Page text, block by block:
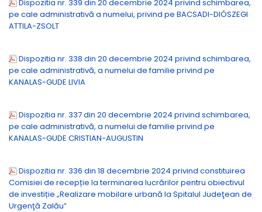
Dispozitia nr. 339 din 20 decembrie 2024 privind schimbarea,
pe cale administrativă a numelui, privind pe BACSADI-DIÓSZEGI
ATTILA-ZSOLT
Dispozitia nr. 338 din 20 decembrie 2024 privind schimbarea,
pe cale administrativă, a numelui de familie privind pe
KANALAS-GUDE LIVIA
Dispozitia nr. 337 din 20 decembrie 2024 privind schimbarea,
pe cale administrativă, a numelui de familie privind pe
KANALAS-GUDE CRISTIAN-AUGUSTIN
Dispozitia nr. 336 din 18 decembrie 2024 privind constituirea
Comisiei de recepție la terminarea lucrărilor pentru obiectivul
de investiție „Realizare mobilare urbană la Spitalul Judeţean de
Urgenţă Zalău”